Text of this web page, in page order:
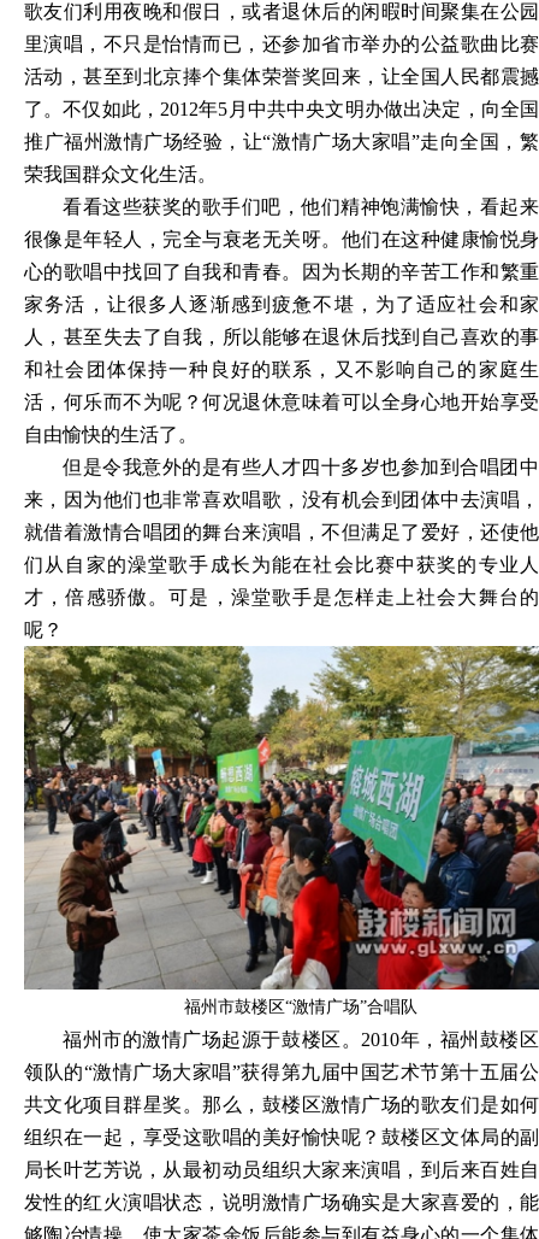
歌友们利用夜晚和假日，或者退休后的闲暇时间聚集在公园
里演唱，不只是怡情而已，还参加省市举办的公益歌曲比赛
活动，甚至到北京捧个集体荣誉奖回来，让全国人民都震撼
了。不仅如此，2012年5月中共中央文明办做出决定，向全国
推广福州激情广场经验，让“激情广场大家唱”走向全国，繁
荣我国群众文化生活。
看看这些获奖的歌手们吧，他们精神饱满愉快，看起来
很像是年轻人，完全与衰老无关呀。他们在这种健康愉悦身
心的歌唱中找回了自我和青春。因为长期的辛苦工作和繁重
家务活，让很多人逐渐感到疲惫不堪，为了适应社会和家
人，甚至失去了自我，所以能够在退休后找到自己喜欢的事
和社会团体保持一种良好的联系，又不影响自己的家庭生
活，何乐而不为呢？何况退休意味着可以全身心地开始享受
自由愉快的生活了。
但是令我意外的是有些人才四十多岁也参加到合唱团中
来，因为他们也非常喜欢唱歌，没有机会到团体中去演唱，
就借着激情合唱团的舞台来演唱，不但满足了爱好，还使他
们从自家的澡堂歌手成长为能在社会比赛中获奖的专业人
才，倍感骄傲。可是，澡堂歌手是怎样走上社会大舞台的
呢？
福州市鼓楼区“激情广场”合唱队
福州市的激情广场起源于鼓楼区。 2010年，福州鼓楼区
领队的“激情广场大家唱”获得第九届中国艺术节第十五届公
共文化项目群星奖。那么，鼓楼区激情广场的歌友们是如何
组织在一起，享受这歌唱的美好愉快呢？鼓楼区文体局的副
局长叶艺芳说，从最初动员组织大家来演唱，到后来百姓自
发性的红火演唱状态，说明激情广场确实是大家喜爱的，能
够陶冶情操，使大家茶余饭后能参与到有益身心的一个集体